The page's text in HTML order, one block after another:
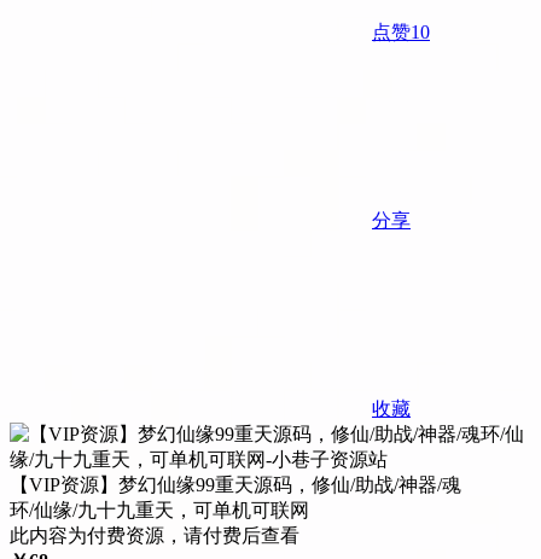
点赞10
分享
收藏
【VIP资源】梦幻仙缘99重天源码，修仙/助战/神器/魂
环/仙缘/九十九重天，可单机可联网
此内容为付费资源，请付费后查看